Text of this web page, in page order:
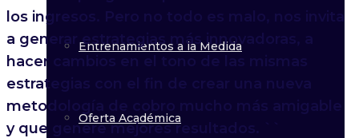
Entrenamientos a la Medida
Oferta Académica
los ingresos. Pero no todo es malo, nos invita
a generar estrategias más innovadoras, a
hacer cambios en el tono de las mismas
estrategias con el fin de crear una nueva
metodología de cobro mucho más amigable
y que genere mejores resultados. ``